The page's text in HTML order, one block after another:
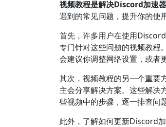
视频教程是解决Discord加速器
遇到的常见问题，提升你的使
首先，许多用户在使用
专门针对这些问题的视频教程
会建议你调整网络设置，或者
其次，视频教程的另一个重要
主会分享解决方案。这些解决
些视频中的步骤，逐一排查问
此外，了解如何更新Discord